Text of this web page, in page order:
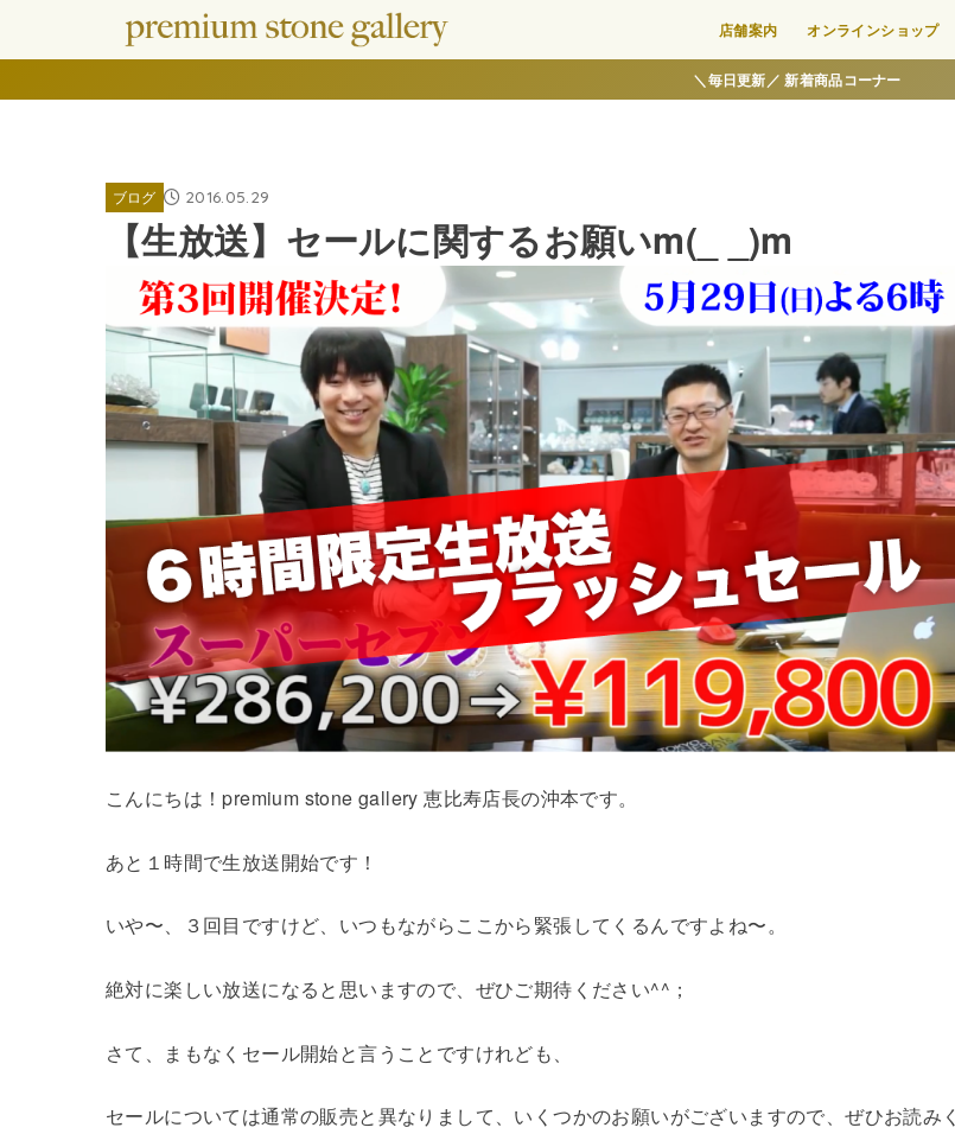
店舗案内 オンラインショップ
＼毎日更新／ 新着商品コーナー
ブログ 2016.05.29
【生放送】セールに関するお願いm(_ _)m
こんにちは！premium stone gallery 恵比寿店長の沖本です。
あと１時間で生放送開始です！
いや〜、３回目ですけど、いつもながらここから緊張してくるんですよね〜。
絶対に楽しい放送になると思いますので、ぜひご期待ください^^；
さて、まもなくセール開始と言うことですけれども、
セールについては通常の販売と異なりまして、いくつかのお願いがございますので、ぜひお読みく